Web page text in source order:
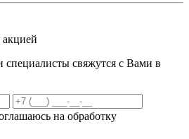
акцией
свяжутся с Вами в
на обработку